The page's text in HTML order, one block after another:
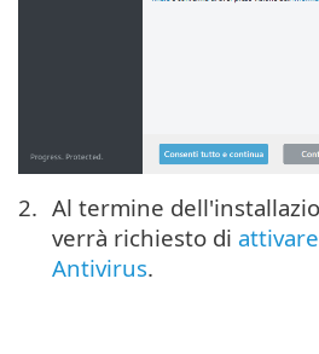
Al termine
verrà richiesto di
Antivirus.